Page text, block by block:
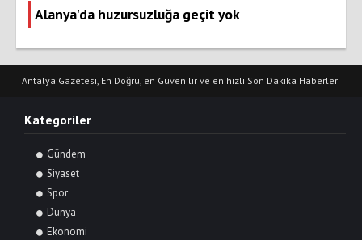
Alanya'da huzursuzluğa geçit yok
Antalya Gazetesi, En Doğru, en Güvenilir ve en hızlı Son Dakika Haberleri
Kategoriler
Gündem
Siyaset
Spor
Dünya
Ekonomi